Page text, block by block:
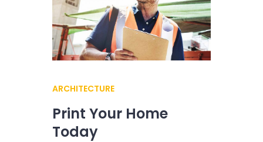
ARCHITECTURE
Print Your Home
Today